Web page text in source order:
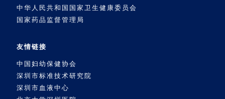
中华人民共和国国家卫生健康委员会
国家药品监督管理局
友情链接
中国妇幼保健协会
深圳市标准技术研究院
深圳市血液中心